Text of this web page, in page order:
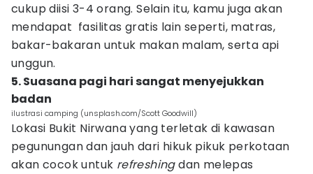
cukup diisi 3-4 orang. Selain itu, kamu juga akan
mendapat fasilitas gratis lain seperti, matras,
bakar-bakaran untuk makan malam, serta api
unggun.
5. Suasana pagi hari sangat menyejukkan
badan
ilustrasi camping (unsplash.com/Scott Goodwill)
Lokasi Bukit Nirwana yang terletak di kawasan
pegunungan dan jauh dari hikuk pikuk perkotaan
akan cocok untuk refreshingdan melepas